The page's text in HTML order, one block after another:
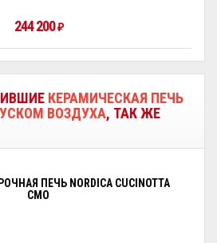
244 200 ₽
КЕРАМИЧЕСКАЯ ПЕЧЬ
ВОЗДУХА, ТАК ЖЕ
ПЕЧЬ NORDICA CUCINOTTA
CMO